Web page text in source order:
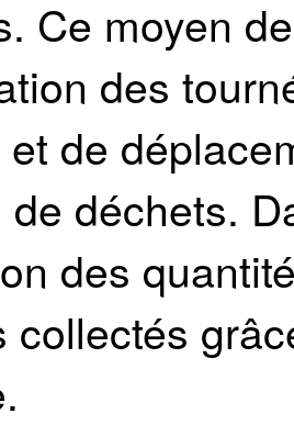
Ce moyen
des
et de
de déchets.
des
collectés